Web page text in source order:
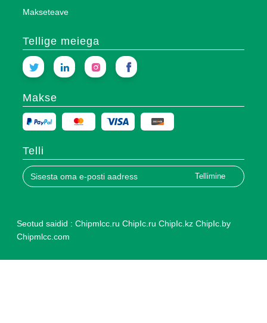
Makseteave
Tellige meiega
Makse
Telli
Tellimine
Seotud saidid : Chipmlcc.ru ChipIc.ru ChipIc.kz ChipIc.by
Chipmlcc.com